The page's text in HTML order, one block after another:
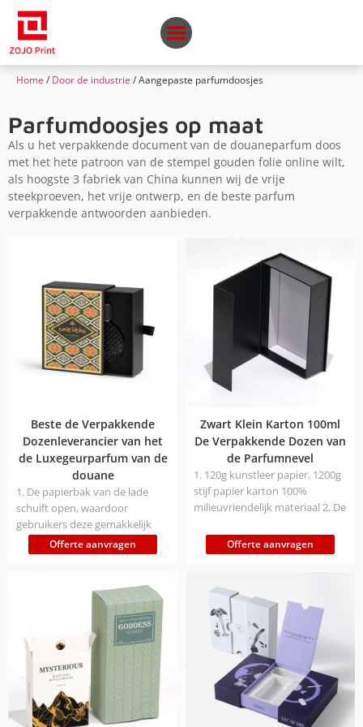
Home / Door de industrie / Aangepaste parfumdoosjes
Parfumdoosjes op maat
Als u het verpakkende document van de douaneparfum doos
met het hete patroon van de stempel gouden folie online wilt,
als hoogste 3 fabriek van China kunnen wij de vrije
steekproeven, het vrije ontwerp, en de beste parfum
verpakkende antwoorden aanbieden.
Beste de Verpakkende
Dozenleverancier van het
de Luxegeurparfum van de
douane
1. De papierbak van de lade
schuift open, waardoor
gebruikers deze gemakkelijk
kunnen openen en sluiten en
de bedieningstijd wordt
accessoirelint is het gemakkelijk
uit te trekken en de
merkherkenning te verbeteren
3. De ontwerpstijl van de
verpakkingsdoos is gebaseerd
op ontwerp uit het Midden-
Oosten, weerspiegelt de
regionale cultuur en
onderscheidt zich door een
Offerte aanvragen
Zwart Klein Karton 100ml
De Verpakkende Dozen van
de Parfumnevel
1. 120g kunstleer papier, 1200g
stijf papier karton 100%
milieuvriendelijk materiaal 2. De
automatische uitlijning en
stevige adsorptie van
de efficiëntie van het gebruik
sterk verbetert 3. Leatherette
Paper is gemaakt van
recyclebaar en biologisch
afbreekbaar papiersubstraat,
wat in lijn is met de trend van
groene consumptie.
Offerte aanvragen